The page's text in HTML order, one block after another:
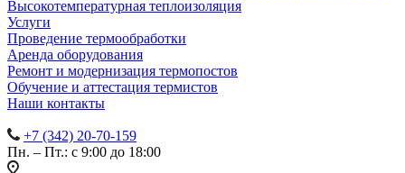
Высокотемпературная теплоизоляция
Услуги
Проведение термообработки
Аренда оборудования
Ремонт и модернизация термопостов
Обучение и аттестация термистов
Наши контакты
+7 (342) 20-70-159
Пн. – Пт.: с 9:00 до 18:00